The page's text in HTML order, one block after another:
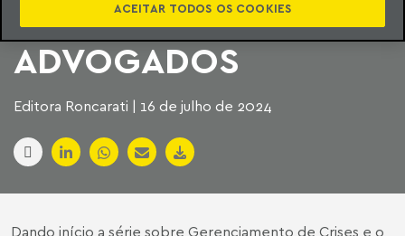
MACHADO MEYER
ADVOGADOS
Editora Roncarati | 16 de julho de 2024
Dando início a série sobre Gerenciamento de Crises e o
ACEITAR TODOS OS COOKIES